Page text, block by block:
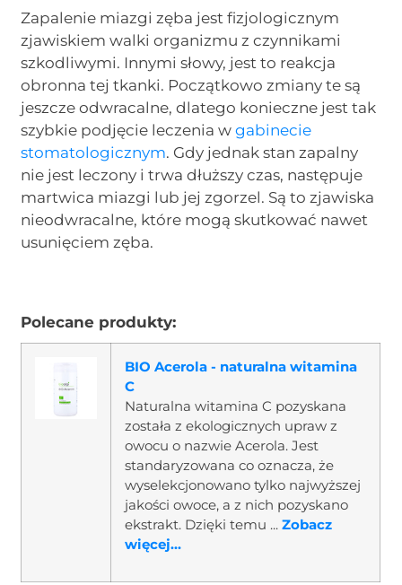
Zapalenie miazgi zęba jest fizjologicznym
zjawiskiem walki organizmu z czynnikami
szkodliwymi. Innymi słowy, jest to reakcja
obronna tej tkanki. Początkowo zmiany te są
jeszcze odwracalne, dlatego konieczne jest tak
szybkie podjęcie leczenia wgabinecie
stomatologicznym. Gdy jednak stan zapalny
nie jest leczony i trwa dłuższy czas, następuje
martwica miazgi lub jej zgorzel. Są to zjawiska
nieodwracalne, które mogą skutkować nawet
usunięciem zęba.
Polecane produkty:
BIO Acerola - naturalna witamina
C
Naturalna witamina C pozyskana
została z ekologicznych upraw z
owocu o nazwie Acerola. Jest
standaryzowana co oznacza, że
wyselekcjonowano tylko najwyższej
jakości owoce, a z nich pozyskano
ekstrakt. Dzięki temu ...Zobacz
więcej...